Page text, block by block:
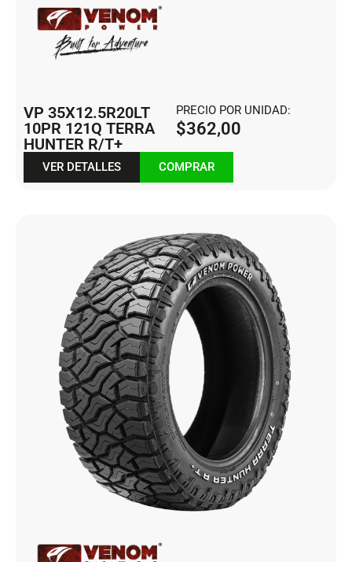
VP 35X12.5R20LT
10PR 121Q TERRA
HUNTER R/T+
PRECIO POR UNIDAD:
$362,00
VER DETALLES COMPRAR